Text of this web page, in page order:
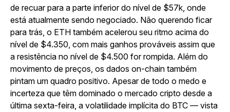
de recuar para a parte inferior do nível de $57k, onde
está atualmente sendo negociado. Não querendo ficar
para trás, o ETH também acelerou seu ritmo acima do
nível de $4.350, com mais ganhos prováveis assim que
a resistência no nível de $4.500 for rompida. Além do
movimento de preços, os dados on-chain também
pintam um quadro positivo. Apesar de todo o medo e
incerteza que têm dominado o mercado cripto desde a
última sexta-feira, a volatilidade implícita do BTC — vista